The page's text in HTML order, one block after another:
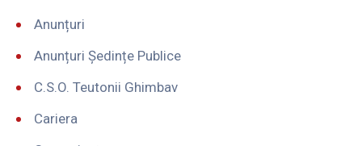
Anunțuri
Anunțuri Ședințe Publice
C.S.O. Teutonii Ghimbav
Cariera